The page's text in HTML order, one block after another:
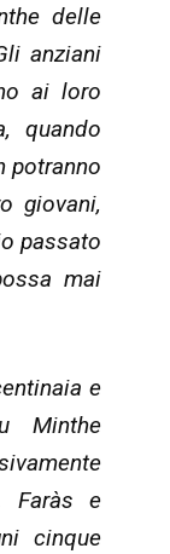
delle
anziani
ai loro
quando
potranno
giovani,
passato
mai
e
Minthe
Faràs e
cinque